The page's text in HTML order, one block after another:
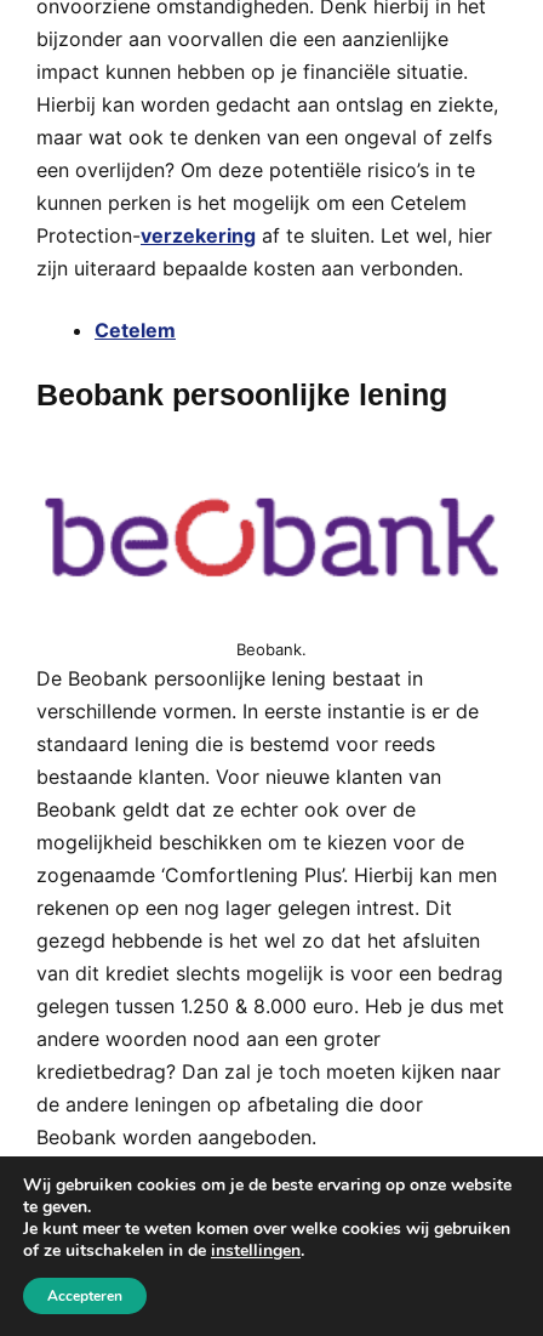
onvoorziene omstandigheden. Denk hierbij in het
bijzonder aan voorvallen die een aanzienlijke
impact kunnen hebben op je financiële situatie.
Hierbij kan worden gedacht aan ontslag en ziekte,
maar wat ook te denken van een ongeval of zelfs
een overlijden? Om deze potentiële risico’s in te
kunnen perken is het mogelijk om een Cetelem
Protection-verzekering af te sluiten. Let wel, hier
zijn uiteraard bepaalde kosten aan verbonden.
Cetelem
Beobank persoonlijke lening
Beobank.
De Beobank persoonlijke lening bestaat in
verschillende vormen. In eerste instantie is er de
standaard lening die is bestemd voor reeds
bestaande klanten. Voor nieuwe klanten van
Beobank geldt dat ze echter ook over de
mogelijkheid beschikken om te kiezen voor de
zogenaamde ‘Comfortlening Plus’. Hierbij kan men
rekenen op een nog lager gelegen intrest. Dit
gezegd hebbende is het wel zo dat het afsluiten
van dit krediet slechts mogelijk is voor een bedrag
gelegen tussen 1.250 & 8.000 euro. Heb je dus met
andere woorden nood aan een groter
kredietbedrag? Dan zal je toch moeten kijken naar
de andere leningen op afbetaling die door
Beobank worden aangeboden.
Ben je reeds een bestaande klant waardoor het
afsluiten van de Comfortlening Plus voor jou niet
tot de mogelijkheden behoort? Of heb je gewoon
nood aan een groter geldbedrag? Dat is geen
Wij gebruiken cookies om je de beste ervaring op onze website
te geven.
Je kunt meer te weten komen over welke cookies wij gebruiken
of ze uitschakelen in de instellingen.
Accepteren